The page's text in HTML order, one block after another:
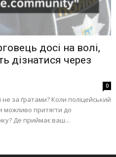
досі на волі,
дізнатися через
0
за ґратами? Коли поліцейський
притягти до
Де приймає ваш...